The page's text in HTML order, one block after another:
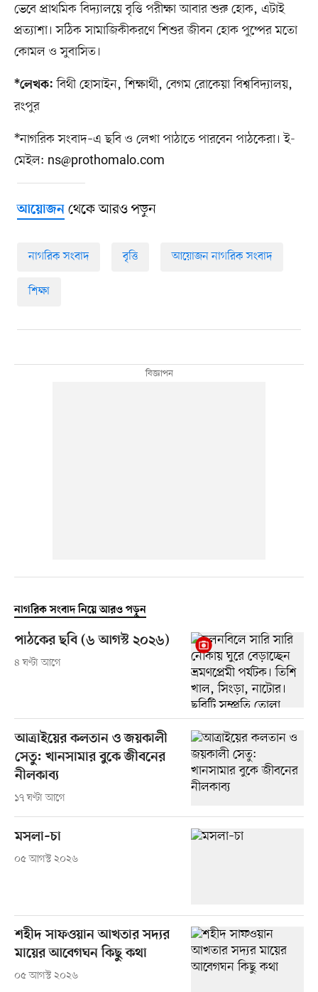
ভেবে প্রাথমিক বিদ্যালয়ে বৃত্তি পরীক্ষা আবার শুরু হোক, এটাই
প্রত্যাশা। সঠিক সামাজিকীকরণে শিশুর জীবন হোক পুষ্পের মতো
কোমল ও সুবাসিত।
*লেখক: বিথী হোসাইন, শিক্ষার্থী, বেগম রোকেয়া বিশ্ববিদ্যালয়,
রংপুর
*নাগরিক সংবাদ–এ ছবি ও লেখা পাঠাতে পারবেন পাঠকেরা। ই-
মেইল: ns@prothomalo.com
আয়োজনথেকে আরও পড়ুন
নাগরিক সংবাদ বৃত্তি আয়োজন নাগরিক সংবাদ
শিক্ষা
নাগরিক সংবাদ নিয়ে আরও পড়ুন
পাঠকের ছবি (৬ আগস্ট ২০২৬)
৪ ঘণ্টা আগে
আত্রাইয়ের কলতান ও জয়কালী
সেতু: খানসামার বুকে জীবনের
নীলকাব্য
১৭ ঘণ্টা আগে
মসলা–চা
০৫ আগস্ট ২০২৬
শহীদ সাফওয়ান আখতার সদ্যর
মায়ের আবেগঘন কিছু কথা
০৫ আগস্ট ২০২৬